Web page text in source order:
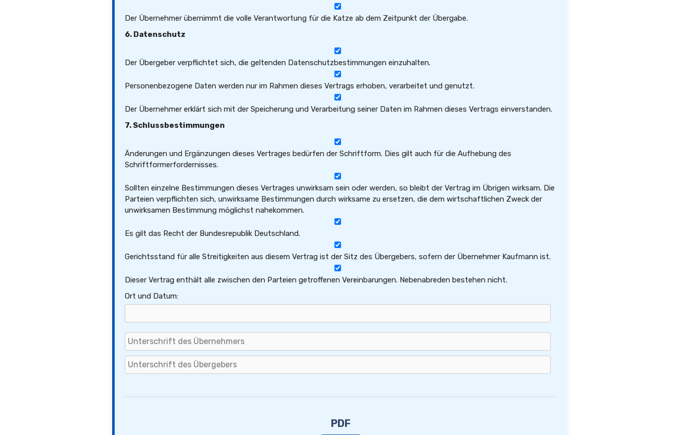
Der Übernehmer übernimmt die volle Verantwortung für die Katze ab dem Zeitpunkt der Übergabe.
6. Datenschutz
Der Übergeber verpflichtet sich, die geltenden Datenschutzbestimmungen einzuhalten.
Personenbezogene Daten werden nur im Rahmen dieses Vertrags erhoben, verarbeitet und genutzt.
Der Übernehmer erklärt sich mit der Speicherung und Verarbeitung seiner Daten im Rahmen dieses Vertrags einverstanden.
7. Schlussbestimmungen
Änderungen und Ergänzungen dieses Vertrages bedürfen der Schriftform. Dies gilt auch für die Aufhebung des
Schriftformerfordernisses.
Sollten einzelne Bestimmungen dieses Vertrages unwirksam sein oder werden, so bleibt der Vertrag im Übrigen wirksam. Die
Parteien verpflichten sich, unwirksame Bestimmungen durch wirksame zu ersetzen, die dem wirtschaftlichen Zweck der
unwirksamen Bestimmung möglichst nahekommen.
Es gilt das Recht der Bundesrepublik Deutschland.
Gerichtsstand für alle Streitigkeiten aus diesem Vertrag ist der Sitz des Übergebers, sofern der Übernehmer Kaufmann ist.
Dieser Vertrag enthält alle zwischen den Parteien getroffenen Vereinbarungen. Nebenabreden bestehen nicht.
Ort und Datum:
PDF